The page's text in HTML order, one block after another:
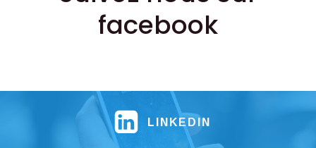
facebook
LINKEDIN